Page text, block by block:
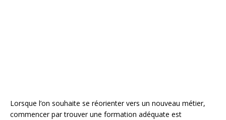
Lorsque l’on souhaite se réorienter vers un nouveau métier,
commencer par trouver une formation adéquate est